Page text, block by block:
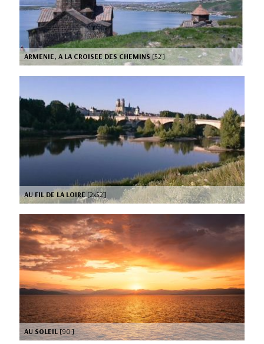
ARMENIE, A LA CROISEE DES CHEMINS[52’]
AU FIL DE LA LOIRE [2x52’]
AU SOLEIL[90’]